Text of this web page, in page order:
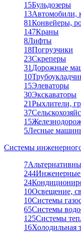
15Бульдозеры
13Автомобили,
81Конвейеры,
147Краны
8Лифты
18Погрузчики
23Скреперы
31 Дорожные
10
15Элеваторы
30Экскаваторы
21Рыхлители,
37
15
5Лесные
Системы
7
244Инженерные
24
10Освещение,
10Системы
65Системы
125Системы
16Холодильная